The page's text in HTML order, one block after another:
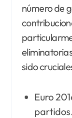
número de
sido
Euro
partidos.